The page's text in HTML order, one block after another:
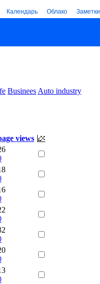
Календарь Облако Заметки
Businees Auto industry
views